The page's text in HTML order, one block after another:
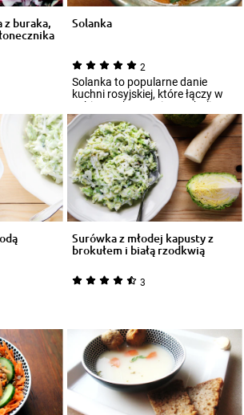
z buraka, Solanka
2
Solanka to popularne danie
kuchni rosyjskiej, które łączy w
sobie smak wyrazistego bulionu
mięsne...
Surówka z młodej kapusty z
brokułem i białą rzodkwią
3